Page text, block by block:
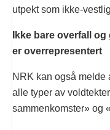
utpekt som ikke-
Ikke bare overfall
er overrepresentert
NRK kan også melde
alle typer av
sammenkomster» og